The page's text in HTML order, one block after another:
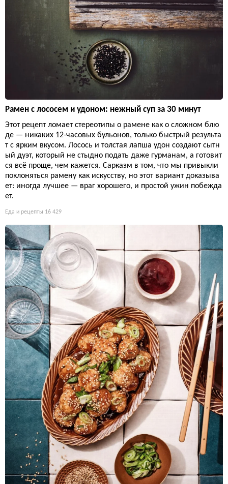
Рамен с лососем и удоном: нежный суп за 30 минут
Этот рецепт ломает стереотипы о рамене как о сложном блю
де — никаких 12-часовых бульонов, только быстрый результа
т с ярким вкусом. Лосось и толстая лапша удон создают сытн
ый дуэт, который не стыдно подать даже гурманам, а готовит
ся всё проще, чем кажется. Сарказм в том, что мы привыкли
поклоняться рамену как искусству, но этот вариант доказыва
ет: иногда лучшее — враг хорошего, и простой ужин побежда
ет.
Еда и рецепты 16 429